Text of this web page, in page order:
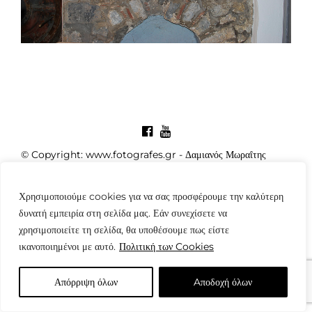
Χρησιμοποιούμε cookies για να σας προσφέρουμε την καλύτερη
δυνατή εμπειρία στη σελίδα μας. Εάν συνεχίσετε να
χρησιμοποιείτε τη σελίδα, θα υποθέσουμε πως είστε
ικανοποιημένοι με αυτό. Πολιτική των Cookies
Απόρριψη όλων Aποδοχή όλων
© Copyright: www.fotografes.gr - Δαμιανός Μωραΐτης